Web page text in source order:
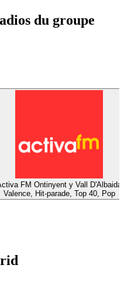
du groupe
FM Ontinyent y Vall D'Albaida
Valence, Hit-parade, Top 40, Pop